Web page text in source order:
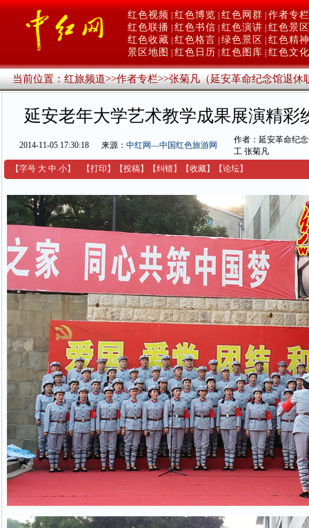
红色视频 红色博览 红色网群 作者专栏
红色联播 红色书信 红色演讲 红色景区
红色收藏 红色格言 绿色景区
红色精神
景区地图
红色日历 红色图库 红色文化
当前位置：红旅频道>>作者专栏>>张菊凡（延安革命纪念馆退休
延安老年大学艺术教学成果展演精彩
2014-11-05 17:30:18 来源： 中红网—中国红色旅游网
作者：延安革命纪
工 张菊凡
【字号 大 中 小】 【打印 】 【投稿】 【纠错】 【收藏】 【论坛】